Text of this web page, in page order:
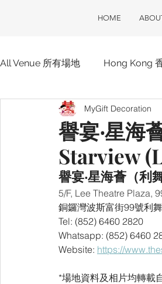
HOME
All Venue 所有場地 Hong Kong
Hotel 酒店 ClubOne 會所一
譽宴‧星海
Starview
MyGift Decoration
譽宴‧星海薈（利
5/F, Lee Theatre Plaza,
銅鑼灣波斯富街99號利
Tel: (852) 6460 2820
Whatsapp: (852) 6460
Website: https://
*場地資料及相片均轉載